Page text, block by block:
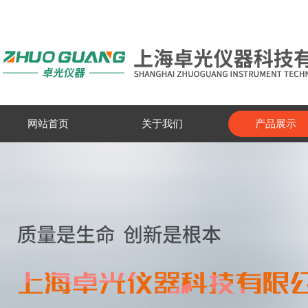
网站首页 关于我们 产品展示